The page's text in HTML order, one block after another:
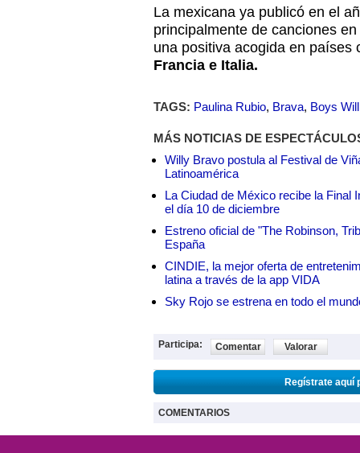
La mexicana ya publicó en el
principalmente de canciones
una positiva acogida en países
Francia e Italia.
TAGS: Paulina Rubio, Brava, Boys
MÁS NOTICIAS DE
Willy Bravo postula al Festival de
Latinoamérica
La Ciudad de México recibe la Final
el día 10 de diciembre
Estreno oficial de "The Robinson,
España
CINDIE, la mejor oferta de
latina a través de la app VIDA
Sky Rojo se estrena en todo el
Participa: Comentar Valorar
Regístrate aquí
COMENTARIOS